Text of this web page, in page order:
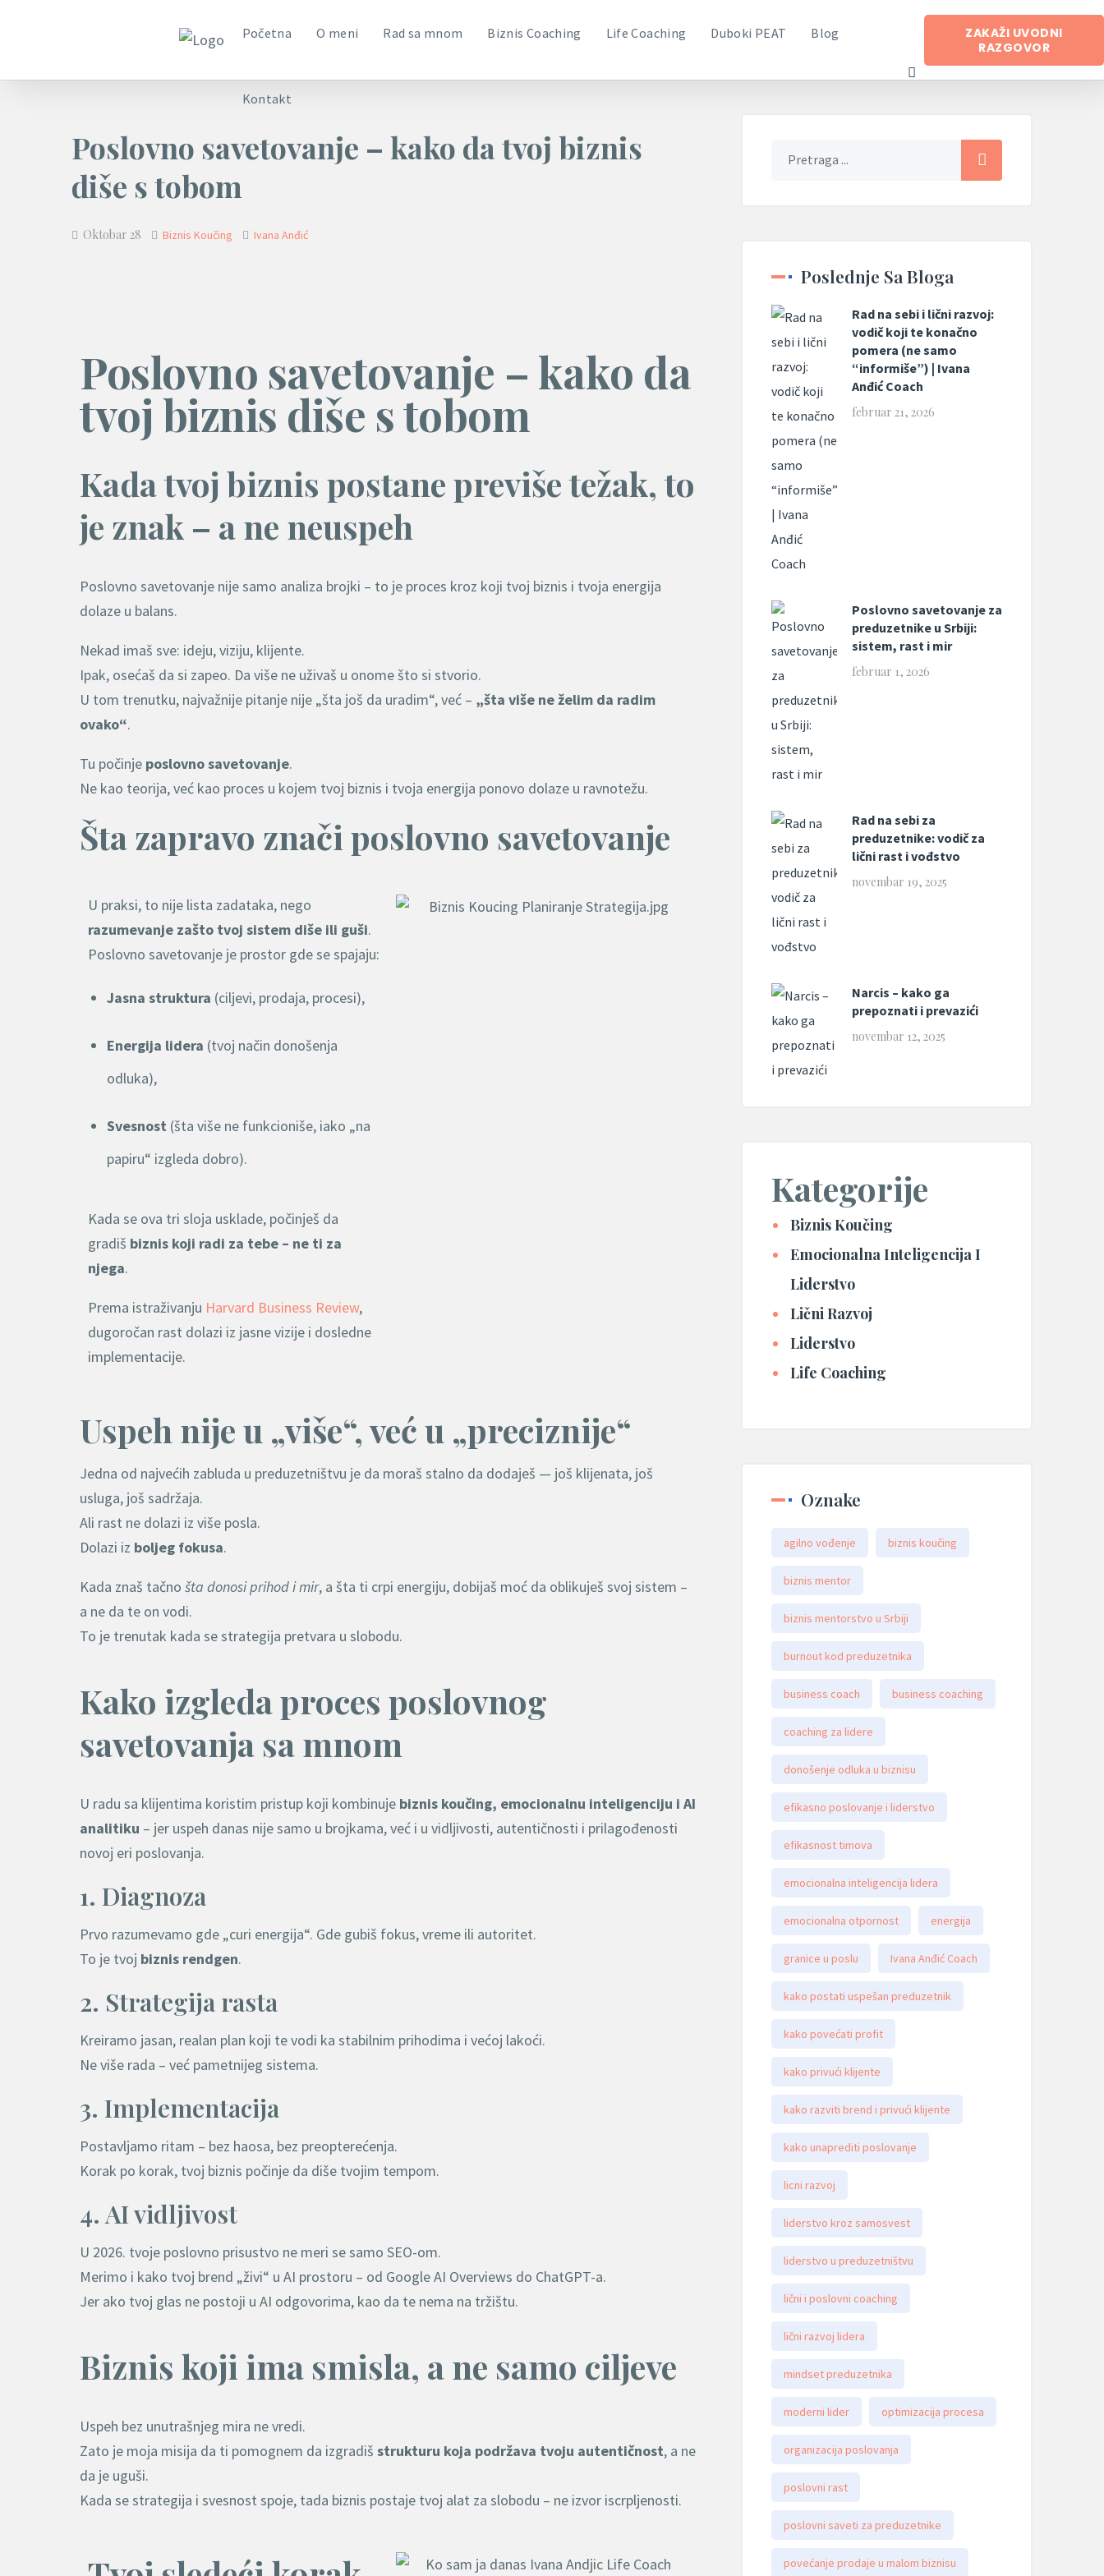
Početna O meni Rad sa mnom Biznis Coaching Life Coaching Duboki PEAT Blog
Kontakt
ZAKAŽI UVODNI
RAZGOVOR
Poslovno savetovanje – kako da tvoj biznis
diše s tobom
Oktobar 28 Biznis Koučing Ivana Anđić
Poslovno savetovanje – kako da
tvoj biznis diše s tobom
Kada tvoj biznis postane previše težak, to
je znak – a ne neuspeh
Poslovno savetovanje nije samo analiza brojki – to je proces kroz koji tvoj biznis i tvoja energija
dolaze u balans.
Nekad imaš sve: ideju, viziju, klijente.
Ipak, osećaš da si zapeo. Da više ne uživaš u onome što si stvorio.
U tom trenutku, najvažnije pitanje nije „šta još da uradim“, već – „šta više ne želim da radim
ovako“.
Tu počinje poslovno savetovanje.
Ne kao teorija, već kao proces u kojem tvoj biznis i tvoja energija ponovo dolaze u ravnotežu.
Šta zapravo znači poslovno savetovanje
U praksi, to nije lista zadataka, nego
razumevanje zašto tvoj sistem diše ili guši.
Poslovno savetovanje je prostor gde se spajaju:
Jasna struktura (ciljevi, prodaja, procesi),
Energija lidera (tvoj način donošenja
odluka),
Svesnost (šta više ne funkcioniše, iako „na
papiru“ izgleda dobro).
Kada se ova tri sloja usklade, počinješ da
gradiš biznis koji radi za tebe – ne ti za
njega.
Prema istraživanju Harvard Business Review,
dugoročan rast dolazi iz jasne vizije i dosledne
implementacije.
Uspeh nije u „više“, već u „preciznije“
Jedna od najvećih zabluda u preduzetništvu je da moraš stalno da dodaješ — još klijenata, još
usluga, još sadržaja.
Ali rast ne dolazi iz više posla.
Dolazi iz boljeg fokusa.
Kada znaš tačno šta donosi prihod i mir, a šta ti crpi energiju, dobijaš moć da oblikuješ svoj sistem –
a ne da te on vodi.
To je trenutak kada se strategija pretvara u slobodu.
Kako izgleda proces poslovnog
savetovanja sa mnom
U radu sa klijentima koristim pristup koji kombinuje biznis koučing, emocionalnu inteligenciju i AI
analitiku – jer uspeh danas nije samo u brojkama, već i u vidljivosti, autentičnosti i prilagođenosti
novoj eri poslovanja.
1. Diagnoza
Prvo razumevamo gde „curi energija“. Gde gubiš fokus, vreme ili autoritet.
To je tvoj biznis rendgen.
2. Strategija rasta
Kreiramo jasan, realan plan koji te vodi ka stabilnim prihodima i većoj lakoći.
Ne više rada – već pametnijeg sistema.
3. Implementacija
Postavljamo ritam – bez haosa, bez preopterećenja.
Korak po korak, tvoj biznis počinje da diše tvojim tempom.
4. AI vidljivost
U 2026. tvoje poslovno prisustvo ne meri se samo SEO-om.
Merimo i kako tvoj brend „živi“ u AI prostoru – od Google AI Overviews do ChatGPT-a.
Jer ako tvoj glas ne postoji u AI odgovorima, kao da te nema na tržištu.
Biznis koji ima smisla, a ne samo ciljeve
Uspeh bez unutrašnjeg mira ne vredi.
Zato je moja misija da ti pomognem da izgradiš strukturu koja podržava tvoju autentičnost, a ne
da je uguši.
Kada se strategija i svesnost spoje, tada biznis postaje tvoj alat za slobodu – ne izvor iscrpljenosti.
Poslednje Sa Bloga
Rad na sebi i lični razvoj:
vodič koji te konačno
pomera (ne samo
“informiše”) | Ivana
Anđić Coach
februar 21, 2026
Poslovno savetovanje za
preduzetnike u Srbiji:
sistem, rast i mir
februar 1, 2026
Rad na sebi za
preduzetnike: vodič za
lični rast i vođstvo
novembar 19, 2025
Narcis – kako ga
prepoznati i prevazići
novembar 12, 2025
Kategorije
Biznis Koučing
Emocionalna Inteligencija I
Liderstvo
Lični Razvoj
Liderstvo
Life Coaching
Oznake
agilno vođenje biznis koučing
biznis mentor
biznis mentorstvo u Srbiji
burnout kod preduzetnika
business coach business coaching
coaching za lidere
donošenje odluka u biznisu
efikasno poslovanje i liderstvo
efikasnost timova
emocionalna inteligencija lidera
emocionalna otpornost energija
granice u poslu Ivana Anđić Coach
kako postati uspešan preduzetnik
kako povećati profit
kako privući klijente
kako razviti brend i privući klijente
kako unaprediti poslovanje
licni razvoj
liderstvo kroz samosvest
liderstvo u preduzetništvu
lični i poslovni coaching
lični razvoj lidera
mindset preduzetnika
moderni lider optimizacija procesa
organizacija poslovanja
poslovni rast
poslovni saveti za preduzetnike
povećanje prodaje u malom biznisu